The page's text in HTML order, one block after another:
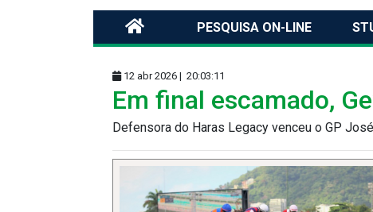
PESQUISA ON-LINE
12 abr 2026 | 20:03:11
Em final escamado,
Defensora do Haras Legacy venceu o GP